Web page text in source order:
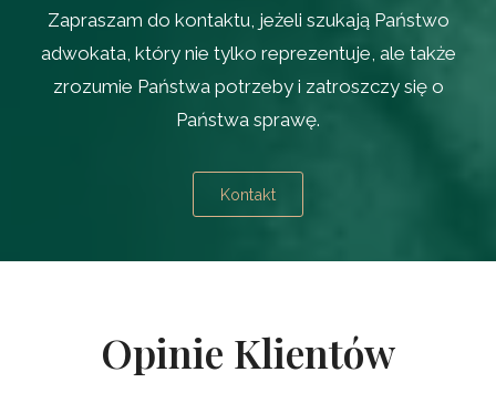
Zapraszam do kontaktu, jeżeli szukają Państwo
adwokata, który nie tylko reprezentuje, ale także
zrozumie Państwa potrzeby i zatroszczy się o
Państwa sprawę.
Kontakt
Opinie Klientów